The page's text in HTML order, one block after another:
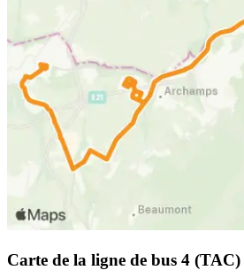
Carte de la ligne de bus 4 (TAC)